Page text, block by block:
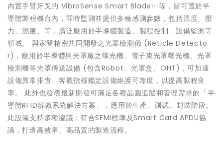
內置手臂牙叉的 VibraSense Smart Blade⋯等，皆可置於半
導體製程機台內，即時監測並提供多種感測參數，包括溫度、壓
力、濕度、等，廣泛應用於半導體製造、製程控制、設備監測等
領域。 與家登精密共同開發之光罩檢測儀 (Reticle Detecto
r)，應用於半導體與光罩廠之曝光機、電子束光罩曝光機、光罩
檢測機等光罩傳送設備 (包含Robot、光罩盒、OHT)，可加速
設備異常排查、客觀指標鑑定設備維護可靠度，以提高製程良
率。 此外也發表最新開發可滿足各種晶圓追蹤和管理需求的「半
導體RFID辨識系統解決方案」，應用於生產、測試、封裝階段。
此設備支持多種協議：符合SEMI標準及Smart Card APDU協
議，打造高效率、高品質的製造流程。